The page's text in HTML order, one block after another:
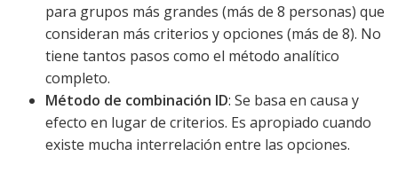
para grupos más grandes (más de 8 personas) que
consideran más criterios y opciones (más de 8). No
tiene tantos pasos como el método analítico
completo.
Método de combinación ID: Se basa en causa y
efecto en lugar de criterios. Es apropiado cuando
existe mucha interrelación entre las opciones.